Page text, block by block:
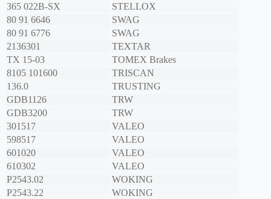
365 022B-SX
STELLOX
80 91 6646
SWAG
80 91 6776
SWAG
2136301
TEXTAR
TX 15-03
TOMEX Brakes
8105 101600
TRISCAN
136.0
TRUSTING
GDB1126
TRW
GDB3200
TRW
301517
VALEO
598517
VALEO
601020
VALEO
610302
VALEO
P2543.02
WOKING
P2543.22
WOKING